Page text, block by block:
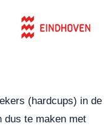
(hardcups) in de
dus te maken met